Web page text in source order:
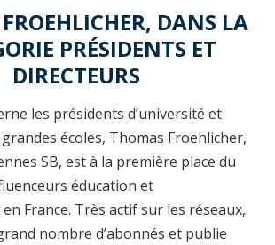
DANS LA
PRÉSIDENTS ET
DIRECTEURS
les présidents d’université et
écoles, Thomas Froehlicher,
SB, est à la première place du
éducation et
France. Très actif sur les réseaux,
nombre d’abonnés et publie